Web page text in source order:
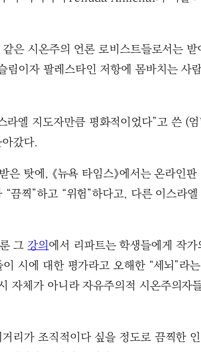
시온주의 언론 로비스트들로서는
이자 팔레스타인 저항에 몸바치는 사
엘 지도자만큼 평화적이었다”고 쓴 (
갔다.
탓에, 《뉴욕 타임스》에서는 온라인
찍”하고 “위험”하다고, 다른 이스라
그강의에서 리파트는 학생들에게 작
시에 대한 평가라고 오해한 “세뇌”
자체가 아니라 자유주의적 시온주의
리가 조직적이다 싶을 정도로 끔찍한